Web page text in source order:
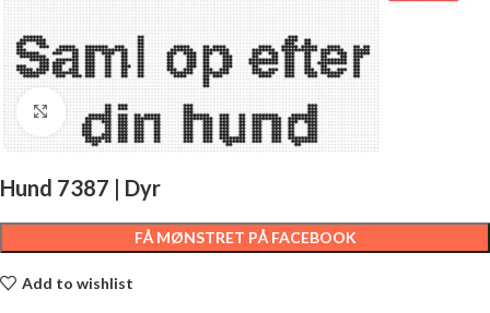
Click to enlarge
Hund 7387 | Dyr
FÅ MØNSTRET PÅ FACEBOOK
Add to wishlist